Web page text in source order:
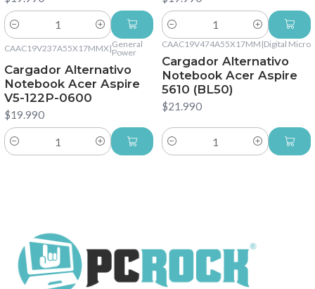
Cantidad Cantidad
CAAC19V237A55X17MMX |General
Power
Cargador Alternativo
Notebook Acer Aspire
V5-122P-0600
$19.990
Cantidad
CAAC19V474A55X17MM |Digital Micro
Cargador Alternativo
Notebook Acer Aspire
5610 (BL50)
$21.990
Cantidad